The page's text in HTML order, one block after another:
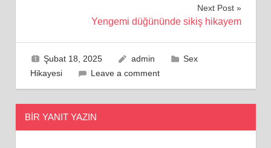
Next Post
Yengemi düğününde sikiş hikayem
Şubat 18, 2025 admin
Sex
Hikayesi
Leave a comment
BIR YANIT YAZIN